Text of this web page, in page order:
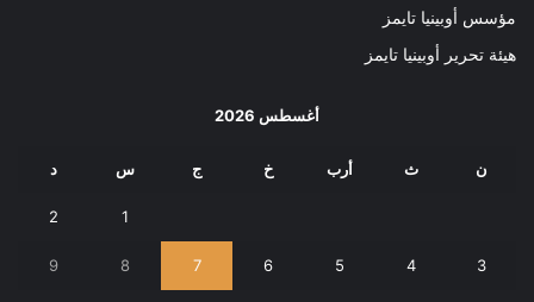
مؤسس أوبينيا تايمز
هيئة تحرير أوبينيا تايمز
أغسطس 2026
ن ث أرب خ ج س د
1
2
3
4
5
6
7
8
9